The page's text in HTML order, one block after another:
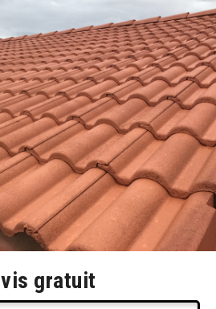
gratuit